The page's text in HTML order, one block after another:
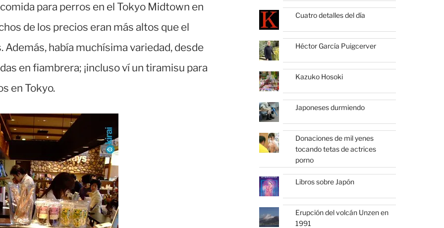
para perros en el Tokyo Midtown en
de los precios eran más altos que el
había muchísima variedad, desde
en fiambrera; ¡incluso ví un tiramisu para
en Tokyo.
Cuatro detalles del día
Héctor García Puigcerver
Kazuko Hosoki
Japoneses durmiendo
Donaciones de mil yenes
tocando tetas de actrices
porno
Libros sobre Japón
Erupción del volcán Unzen en
1991